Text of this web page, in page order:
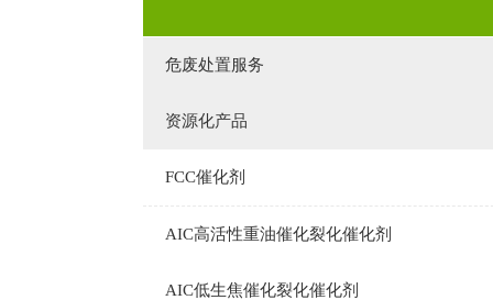
危废处置服务
资源化产品
FCC催化剂
AIC高活性重油催化裂化催化剂
AIC低生焦催化裂化催化剂